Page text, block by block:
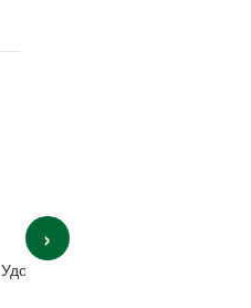
Удобрение сухое Фаско Куриный
›